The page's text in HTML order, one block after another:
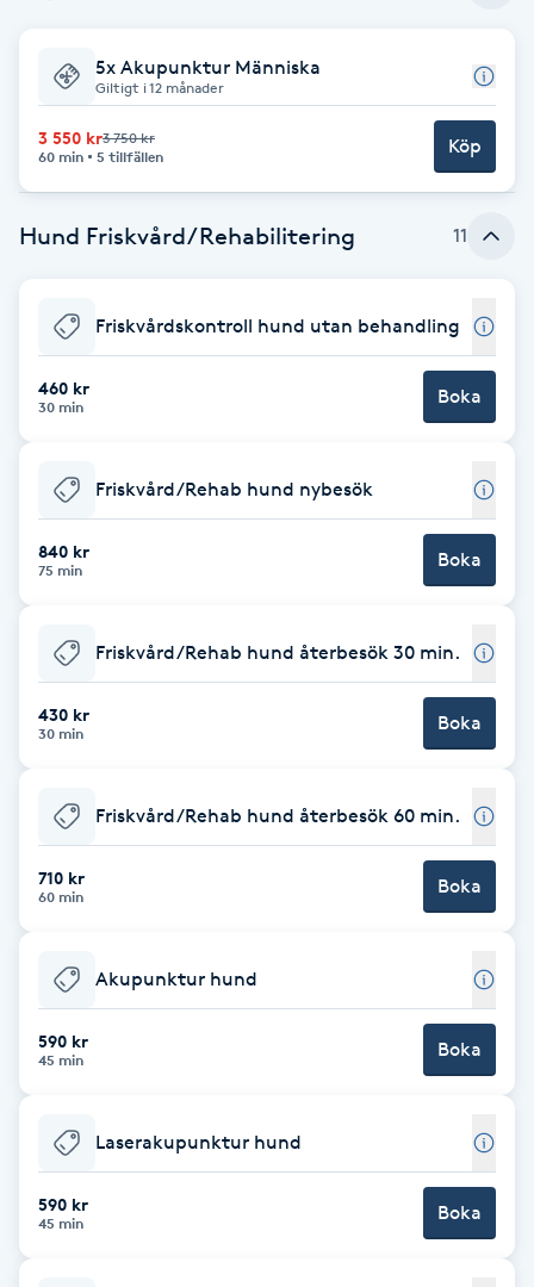
Balayage
Barber
Barnklippning
Blowout
Bottenfärg
Brynformning
Brynfärgning
Brynplockning
Bröllopsuppsättning
Celluliter
Coachning
Color correction
Cryoterapi
Damklippning
Dermapen
5x Akupunktur Människa
Giltigt i 12 månader
3 550 kr3 750 kr
60 min
5 tillfällen Köp
Hund Friskvård/Rehabilitering 11
Friskvårdskontroll hund utan behandling
460 kr
30 min Boka
Friskvård/Rehab hund nybesök
840 kr
75 min Boka
Friskvård/Rehab hund återbesök 30 min.
430 kr
30 min Boka
Friskvård/Rehab hund återbesök 60 min.
710 kr
60 min Boka
Akupunktur hund
590 kr
45 min Boka
Laserakupunktur hund
590 kr
45 min Boka